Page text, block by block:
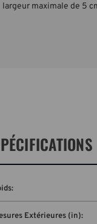
largeur maximale de 5
Extérieures (in):